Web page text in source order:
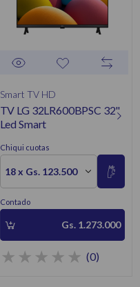
Smart TV HD
TV LG 32LR600BPSC 32"
Led Smart
Chiqui cuotas
18 x Gs. 123.500
Contado
Gs. 1.273.000
(0)